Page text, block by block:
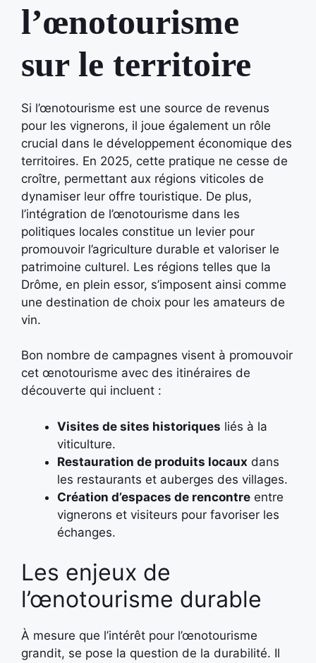
l’œnotourisme
sur le territoire
Si l’œnotourisme est une source de revenus
pour les vignerons, il joue également un rôle
crucial dans le développement économique des
territoires. En 2025, cette pratique ne cesse de
croître, permettant aux régions viticoles de
dynamiser leur offre touristique. De plus,
l’intégration de l’œnotourisme dans les
politiques locales constitue un levier pour
promouvoir l’agriculture durable et valoriser le
patrimoine culturel. Les régions telles que la
Drôme, en plein essor, s’imposent ainsi comme
une destination de choix pour les amateurs de
vin.
Bon nombre de campagnes visent à promouvoir
cet œnotourisme avec des itinéraires de
découverte qui incluent :
Visites de sites historiques liés à la
viticulture.
Restauration de produits locaux dans
les restaurants et auberges des villages.
Création d’espaces de rencontre entre
vignerons et visiteurs pour favoriser les
échanges.
Les enjeux de
l’œnotourisme durable
À mesure que l’intérêt pour l’œnotourisme
grandit, se pose la question de la durabilité. Il